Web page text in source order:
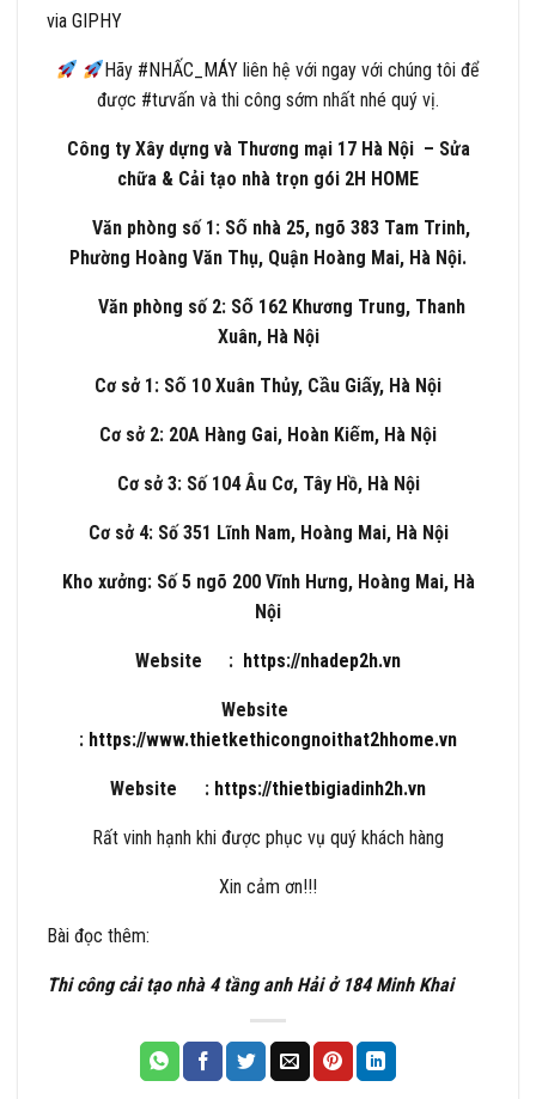
via GIPHY
Hãy # NHẤC_MÁY liên hệ với ngay với chúng tôi để
được #tưvấn và thi công sớm nhất nhé quý vị.
Công ty Xây dựng và Thương mại 17 Hà Nội – Sửa
chữa & Cải tạo nhà trọn gói 2H HOME
Văn phòng số 1: Số nhà 25, ngõ 383 Tam Trinh,
Phường Hoàng Văn Thụ, Quận Hoàng Mai, Hà Nội.
Văn phòng số 2: Số 162 Khương Trung, Thanh
Xuân, Hà Nội
Cơ sở 1: Số 10 Xuân Thủy, Cầu Giấy, Hà Nội
Cơ sở 2: 20A Hàng Gai, Hoàn Kiếm, Hà Nội
Cơ sở 3: Số 104 Âu Cơ, Tây Hồ, Hà Nội
Cơ sở 4: Số 351 Lĩnh Nam, Hoàng Mai, Hà Nội
Kho xưởng: Số 5 ngõ 200 Vĩnh Hưng, Hoàng Mai, Hà
Nội
Website : https://nhadep2h.vn
Website
: https://www.thietkethicongnoithat2hhome.vn
Website : https://thietbigiadinh2h.vn
Rất vinh hạnh khi được phục vụ quý khách hàng
Xin cảm ơn!!!
Bài đọc thêm:
Thi công cải tạo nhà 4 tầng anh Hải ở 184 Minh Khai